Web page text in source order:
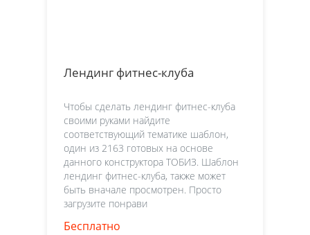
Лендинг фитнес-клуба
Чтобы сделать лендинг фитнес-клуба
своими руками найдите
соответствующий тематике шаблон,
один из 2163 готовых на основе
данного конструктора ТОБИЗ. Шаблон
лендинг фитнес-клуба, также может
быть вначале просмотрен. Просто
загрузите понрави
Бесплатно